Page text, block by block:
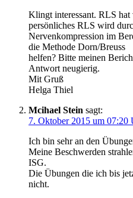
Klingt interessant. RLS hat
persönliches RLS wird
Nervenkompression im
die Methode Dorn/Breuss
helfen? Bitte meinen
Antwort neugierig.
Mit Gruß
Helga Thiel
Mcihael Stein sagt:
7. Oktober 2015 um 07:20
Ich bin sehr an den
Meine Beschwerden
ISG.
Die Übungen die ich bis
nicht.